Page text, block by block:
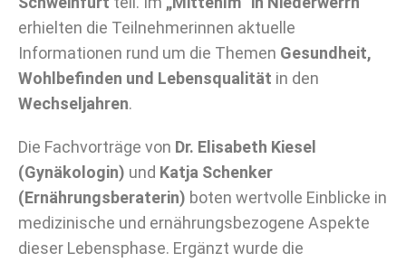
erhielten die Teilnehmerinnen aktuelle
Informationen rund um die Themen Gesundheit,
Wohlbefinden und Lebensqualität in den
Wechseljahren.
Die Fachvorträge von Dr. Elisabeth Kiesel
(Gynäkologin) und Katja Schenker
(Ernährungsberaterin) boten wertvolle Einblicke in
medizinische und ernährungsbezogene Aspekte
dieser Lebensphase. Ergänzt wurde die